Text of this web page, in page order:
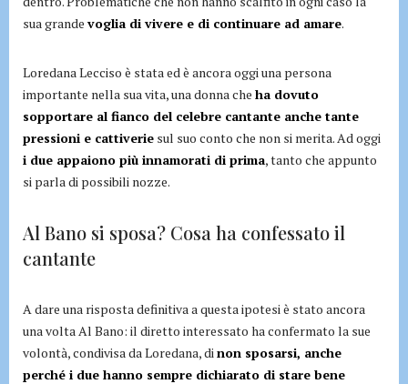
sua grande voglia di vivere e di continuare ad amare.
Loredana Lecciso è stata ed è ancora oggi una persona
importante nella sua vita, una donna che ha dovuto
sopportare al fianco del celebre cantante anche tante
pressioni e cattiverie sul suo conto che non si merita. Ad oggi
i due appaiono più innamorati di prima, tanto che appunto
si parla di possibili nozze.
Al Bano si sposa? Cosa ha confessato il
cantante
A dare una risposta definitiva a questa ipotesi è stato ancora
una volta Al Bano: il diretto interessato ha confermato la sue
volontà, condivisa da Loredana, di non sposarsi, anche
perché i due hanno sempre dichiarato di stare bene